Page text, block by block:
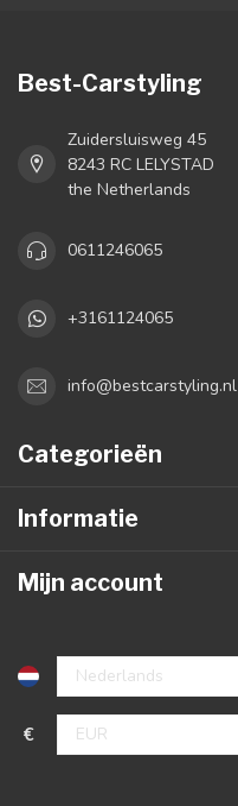
Best-Carstyling
Zuidersluisweg 45
8243 RC LELYSTAD
the Netherlands
0611246065
+3161124065
info@bestcarstyling.nl
Categorieën
Informatie
Mijn account
€